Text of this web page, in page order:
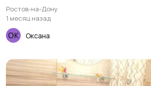
Ростов-на-Дону
1 месяц назад
Оксана